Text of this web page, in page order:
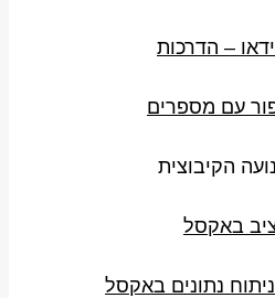
– הדרכות
עם מספרים
הקיבוצית
באקסל
נתונים באקסל